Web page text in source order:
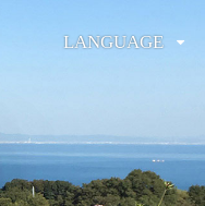
LANGUAGE